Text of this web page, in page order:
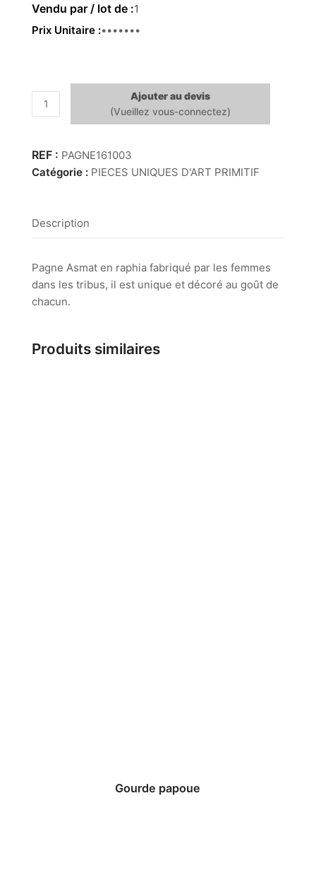
1
Prix Unitaire 149.00€
quantité
de
Asmat
Ajouter au devis
PAGNE161003
Catégorie : PIECES UNIQUES D'ART PRIMITIF
Description
Pagne Asmat en raphia fabriqué par les femmes
dans les tribus, il est unique et décoré au goût de
chacun.
Produits similaires
Gourde papoue